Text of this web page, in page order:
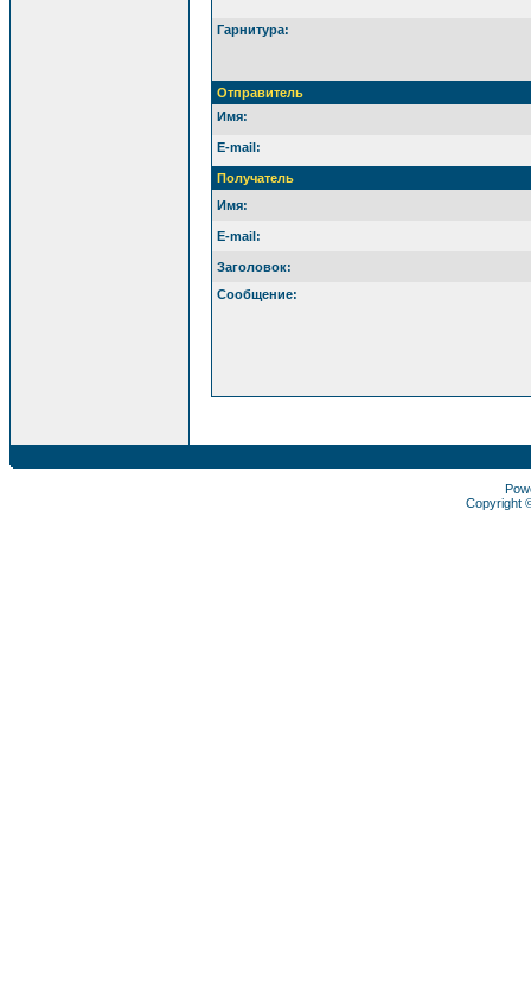
Гарнитура:
Отправитель
Имя:
E-mail:
Получатель
Имя:
E-mail:
Заголовок:
Сообщение:
Copyright